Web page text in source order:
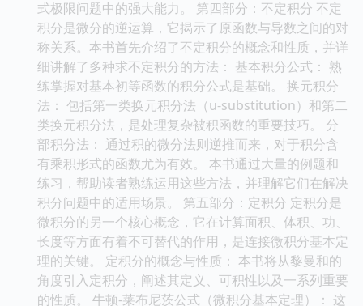
式极限问题中的强大能力。 第四部分：不定积分 不定
积分是微分的逆运算，它揭示了原函数与导数之间的对
称关系。本书首先介绍了不定积分的概念和性质，并详
细讲解了多种求不定积分的方法： 基本积分公式： 熟
练掌握对基本初等函数的积分公式是基础。 换元积分
法： 包括第一类换元积分法（u-substitution）和第二
类换元积分法，是处理复杂被积函数的重要技巧。 分
部积分法： 通过积的微分法则逆推而来，对于积分含
有乘积形式的函数尤为有效。 本书通过大量的例题和
练习，帮助读者熟练运用这些方法，并理解它们在解决
积分问题中的适用场景。 第五部分：定积分 定积分是
微积分的另一个核心概念，它在计算面积、体积、功、
长度等方面有着不可替代的作用，是连接微积分基本定
理的关键。 定积分的概念与性质： 本书将从黎曼和的
角度引入定积分，阐述其定义、可积性以及一系列重要
的性质。 牛顿-莱布尼茨公式（微积分基本定理）： 这